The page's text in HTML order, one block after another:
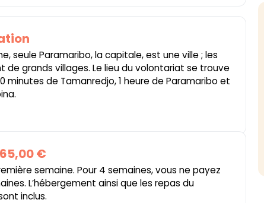
seule Paramaribo, la capitale, est une ville ; les
de grands villages. Le lieu du volontariat se trouve
minutes de Tamanredjo, 1 heure de Paramaribo et
€
semaine. Pour 4 semaines, vous ne payez
L’hébergement ainsi que les repas du
inclus.